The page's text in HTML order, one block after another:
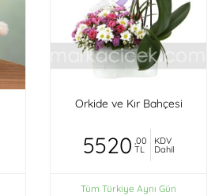
Orkide ve Kır Bahçesi
5520 ,00
TL
KDV
Dahil
Tüm Türkiye Aynı Gün